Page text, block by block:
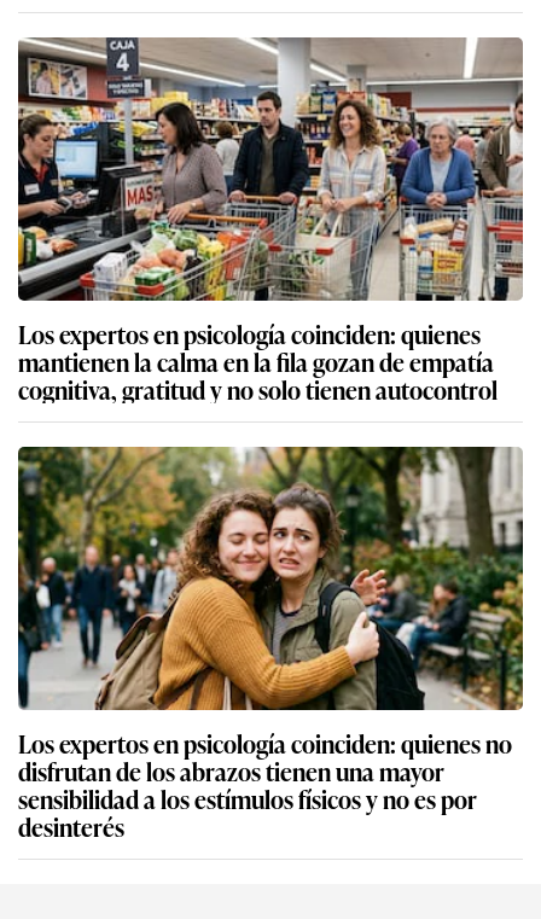
Los expertos en psicología coinciden: quienes
mantienen la calma en la fila gozan de empatía
cognitiva, gratitud y no solo tienen autocontrol
Los expertos en psicología coinciden: quienes no
disfrutan de los abrazos tienen una mayor
sensibilidad a los estímulos físicos y no es por
desinterés